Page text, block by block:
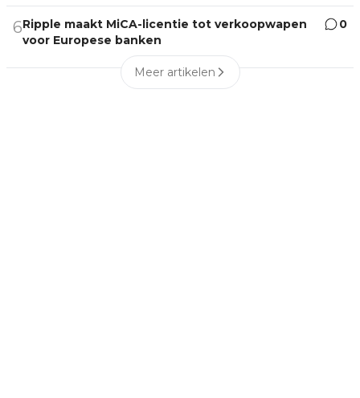
6Ripple maakt MiCA-licentie tot verkoopwapen
voor Europese banken
0
Meer artikelen